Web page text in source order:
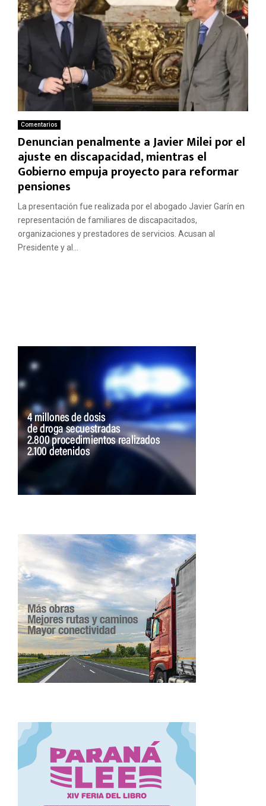
Comentarios
Denuncian penalmente a Javier Milei por el
ajuste en discapacidad, mientras el
Gobierno empuja proyecto para reformar
pensiones
La presentación fue realizada por el abogado Javier Garín en
representación de familiares de discapacitados,
organizaciones y prestadores de servicios. Acusan al
Presidente y al...